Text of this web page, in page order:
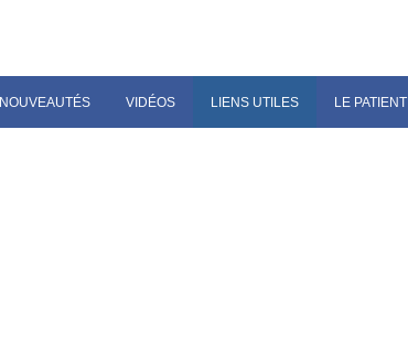
NOUVEAUTÉS VIDÉOS LIENS UTILES LE PATIENT